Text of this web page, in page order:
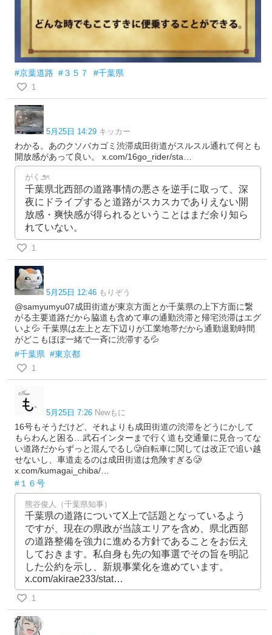
#京葉道路 #３５７ #千葉県
1
5月25日 14:29 キッカー
わかる。あのクソバカゴミ渋滞成田街道がスルスル通れて何とも
開放感があって良い。 x.com/16go_rider/sta…
がく౨ৎ
千葉県北西部の道路事情の悪さを逆手に取って、深
夜にドライブすると道路がスカスカでありえない開
放感・爽快感が得られるということはまだ余り知ら
れていない。
1
5月25日 12:46 もりぞう
@samyumyu07成田街道が東京方面とか千葉県の上下方面に繋
がる主要道路だから脇道も含めて車の通勤渋滞と帰宅渋滞はエグ
いよ💦 千葉県は左上と左下辺りが工業地帯だから通勤退勤時間
がどこもほぼ一緒で一斉に渋滞する💦
#千葉県 #東京都
1
5月25日 7:26 Newもに
16号もそうだけど、それよりも成田街道の渋滞をどうにかして
もらわんと困る…武石インターまで行く道も交通量に見合ってな
い道路だからずっと混んでるし🥲自転車に関しては改正で追い越
せないし、車道走るのは成田街道は危険すぎる🥲
x.com/kumagai_chiba/…
#１６号
熊谷俊人（千葉県知事）
千葉県の道路についてX上で話題となっているよう
ですが、現在の県政が当該エリアを含め、県北西部
の道路整備を強力に進める方針であることをお伝え
しておきます。私自身も先の知事選でその旨を明記
した公約を示し、新規事業化を進めています。
x.com/akirae233/stat…
1